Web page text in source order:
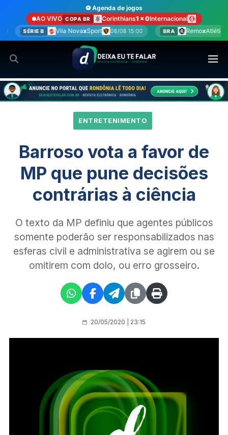
conteúdo
⚽ Agenda de jogos
AO VIVO COPA BR Corinthians1 x 0Internacional
Sport 08/08 15:00 BRA RemoxAtlético-MG 08/08 17:30
ENTRETENIMENTO
Barroso vota a favor de
MP que pune decisões
contrárias à ciência
O texto da MP definiu que agentes públicos
somente poderão ser responsabilizados nas
esferas civil e administrativa se agirem ou se
omitirem com dolo, ou erro grosseiro.
20/05/2020 | 23:15